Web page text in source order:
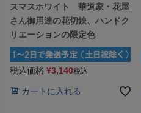
スマスホワイト 華道家・花屋
さん御用達の花切鋏、ハンドク
リエーションの限定色
税込価格 ¥3,140税込
カートに入れる